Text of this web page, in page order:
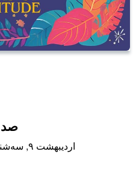
صد
۱۴۰۴ اردیبهشت ۹, سه‌شنبه